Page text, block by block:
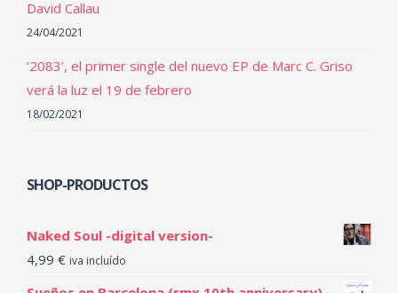
David Callau
24/04/2021
‘2083’, el primer single del nuevo EP de Marc C. Griso
verá la luz el 19 de febrero
18/02/2021
SHOP-PRODUCTOS
Naked Soul -digital version-
4,99 € iva incluído